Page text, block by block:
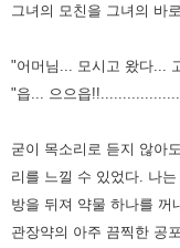
그녀의 모친을 그녀의 바
"어머님... 모시고 왔다...
"읍... 으으읍
굳이 목소리로 듣지 않아
리를 느낄 수 있었다. 나
방을 뒤져 약물 하나를 꺼
관장약의 아주 끔찍한 공